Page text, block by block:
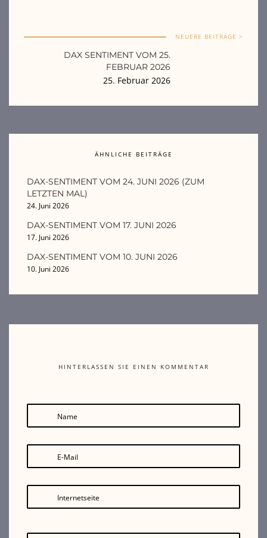
NEUERE BEITRÄGE >
DAX SENTIMENT VOM 25.
FEBRUAR 2026
25. Februar 2026
ÄHNLICHE BEITRÄGE
DAX-SENTIMENT VOM 24. JUNI 2026 (ZUM
LETZTEN MAL)
24. Juni 2026
DAX-SENTIMENT VOM 17. JUNI 2026
17. Juni 2026
DAX-SENTIMENT VOM 10. JUNI 2026
10. Juni 2026
HINTERLASSEN SIE EINEN KOMMENTAR
Name
E-Mail
Internetseite